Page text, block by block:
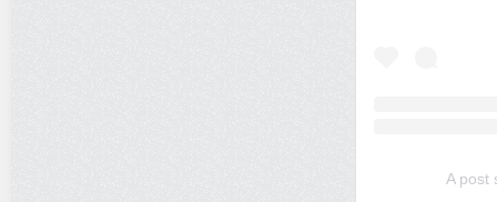
A post